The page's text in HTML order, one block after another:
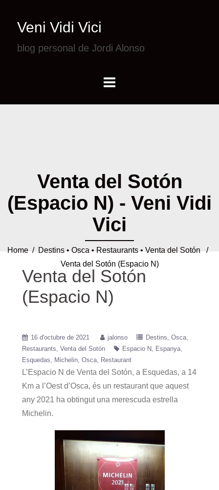
Veni Vidi Vici
blog personal de Jordi Alonso
Venta del Sotón
(Espacio N) - Veni Vidi
Vici
Home/ Destins• Osca • Restaurants• Venta del Sotón /
Venta del Sotón (Espacio N)
Venta del Sotón
(Espacio N)
16 d'octubre de 2021 jalonso Destins Osca
Restaurants Venta del Sotón Espacio N
Espanya
Esquedas
Michelin Osca Restaurant
L’Espacio N de Venta del Sotón, a Esquedas, a 14
Km a l’Oest d’Osca, és un restaurant que aquest
any 2021 ha obtingut una merescuda estrella
Michelin.